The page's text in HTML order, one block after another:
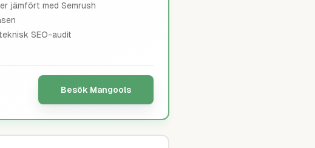
jämfört med Semrush
SEO-audit
Besök Mangools